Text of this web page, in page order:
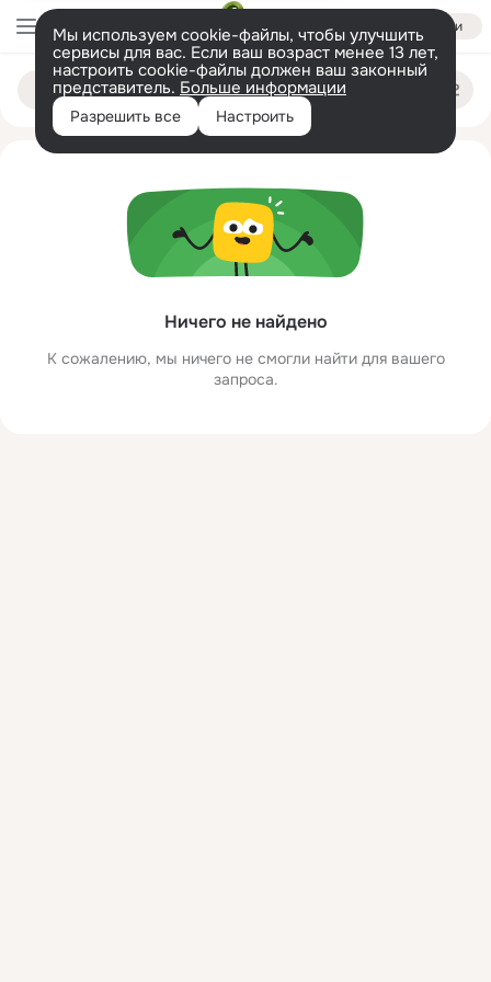
Войти
Мы используем cookie-файлы, чтобы улучшить
сервисы для вас. Если ваш возраст менее 13 лет,
настроить cookie-файлы должен ваш законный
представитель. Больше информации
Разрешить все Настроить
Поиск
gabibibib gabihib
Ничего не найдено
К сожалению, мы ничего не смогли найти для вашего
запроса.